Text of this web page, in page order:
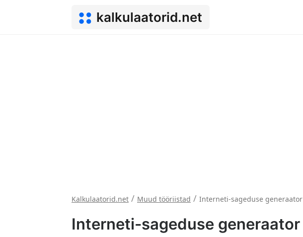
kalkulaatorid.net
Kalkulaatorid.net / Muud tööriistad / Interneti-sageduse generaator
Interneti-sageduse generaator